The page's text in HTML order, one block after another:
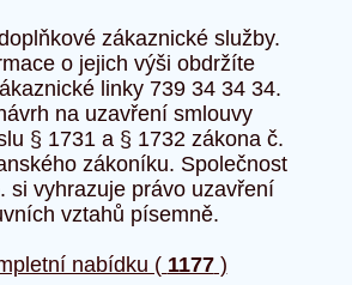
zákaznické služby.
o jejich výši obdržíte
linky 739 34 34 34.
na uzavření smlouvy
§ 1731 a § 1732 zákona č.
zákoníku. Společnost
si vyhrazuje právo uzavření
vztahů písemně.
nabídku ( 1177)